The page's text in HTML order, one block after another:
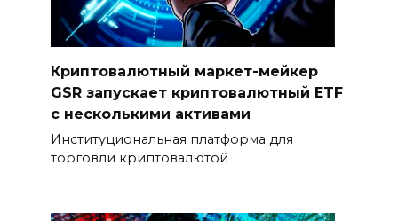
Криптовалютный маркет-мейкер
GSR запускает криптовалютный ETF
с несколькими активами
Институциональная платформа для
торговли криптовалютой